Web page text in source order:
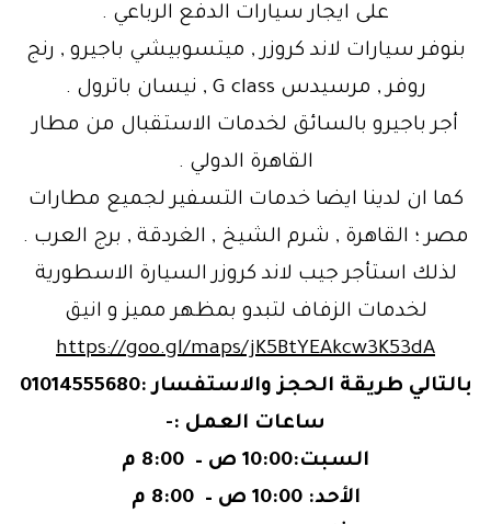
على ايجار سيارات الدفع الرباعي .
بنوفر سيارات لاند كروزر , ميتسوبيشي باجيرو , رنج
روفر , مرسيدس G class , نيسان باترول .
أجر باجيرو بالسائق لخدمات الاستقبال من مطار
القاهرة الدولي .
كما ان لدينا ايضا خدمات التسفير لجميع مطارات
مصر ؛ القاهرة , شرم الشيخ , الغردقة , برج العرب .
لذلك استأجر جيب لاند كروزر السيارة الاسطورية
لخدمات الزفاف لتبدو بمظهر مميز و انيق
https://goo.gl/maps/jK5BtYEAkcw3K53dA
بالتالي طريقة الحجز والاستفسار :01014555680
ساعات العمل :-
السبت:10:00 ص – 8:00 م
الأحد: 10:00 ص – 8:00 م